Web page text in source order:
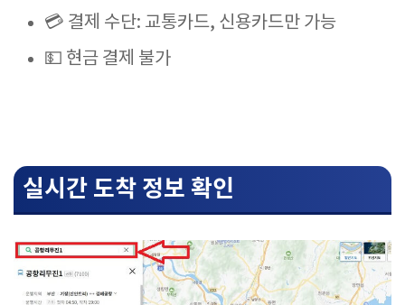
💳 결제 수단: 교통카드, 신용카드만 가능
💵 현금 결제 불가
실시간 도착 정보 확인